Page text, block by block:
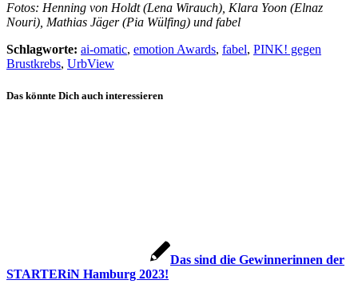
Fotos: Henning von Holdt (Lena Wirauch), Klara Yoon (Elnaz
Nouri), Mathias Jäger (Pia Wülfing) und fabel
Schlagworte: ai-omatic, emotion Awards, fabel, PINK! gegen
Brustkrebs, UrbView
Das könnte Dich auch interessieren
Das sind die Gewinnerinnen der
STARTERiN Hamburg 2023!